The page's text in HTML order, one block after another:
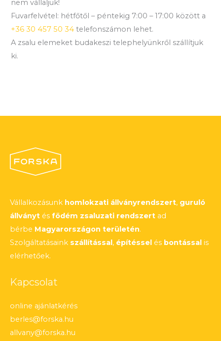
nem vállaljuk!
Fuvarfelvétel: hétfőtől – péntekig 7:00 – 17:00 között a
+36 30 457 50 34 telefonszámon lehet.
A zsalu elemeket budakeszi telephelyünkről szállítjuk
ki.
Vállalkozásunk homlokzati állványrendszert, guruló
állványt és födém zsaluzati rendszert ad
bérbe Magyarországon területén.
Szolgáltatásaink szállítással, építéssel és bontással is
elérhetőek.
Kapcsolat
online ajánlatkérés
berles@forska.hu
allvany@forska.hu